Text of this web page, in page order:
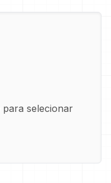
para selecionar